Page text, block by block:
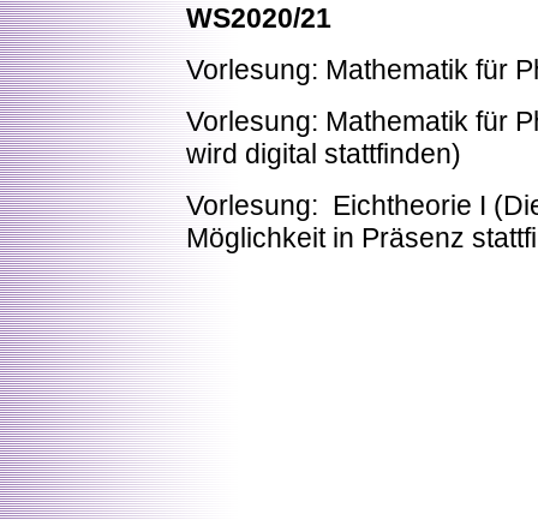
WS2020/21
Vorlesung: Mathematik für
Vorlesung: Mathematik für
wird digital stattfinden)
Vorlesung: Eichtheorie I
Möglichkeit in Präsenz